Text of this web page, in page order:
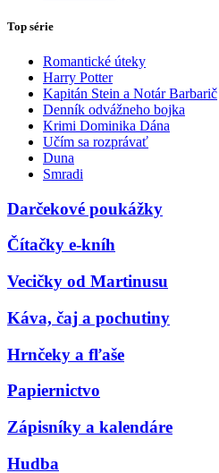
Top série
Romantické úteky
Harry Potter
Kapitán Stein a Notár Barbarič
Denník odvážneho bojka
Krimi Dominika Dána
Učím sa rozprávať
Duna
Smradi
Darčekové poukážky
Čítačky e-kníh
Vecičky od Martinusu
Káva, čaj a pochutiny
Hrnčeky a fľaše
Papiernictvo
Zápisníky a kalendáre
Hudba